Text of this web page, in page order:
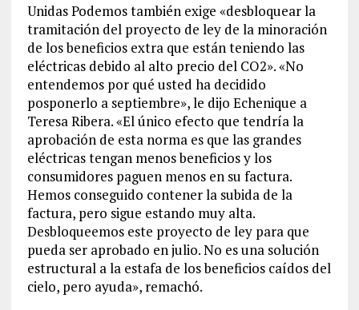
Unidas Podemos también exige «desbloquear la
tramitación del proyecto de ley de la minoración
de los beneficios extra que están teniendo las
eléctricas debido al alto precio del CO2». «No
entendemos por qué usted ha decidido
posponerlo a septiembre», le dijo Echenique a
Teresa Ribera. «El único efecto que tendría la
aprobación de esta norma es que las grandes
eléctricas tengan menos beneficios y los
consumidores paguen menos en su factura.
Hemos conseguido contener la subida de la
factura, pero sigue estando muy alta.
Desbloqueemos este proyecto de ley para que
pueda ser aprobado en julio. No es una solución
estructural a la estafa de los beneficios caídos del
cielo, pero ayuda», remachó.